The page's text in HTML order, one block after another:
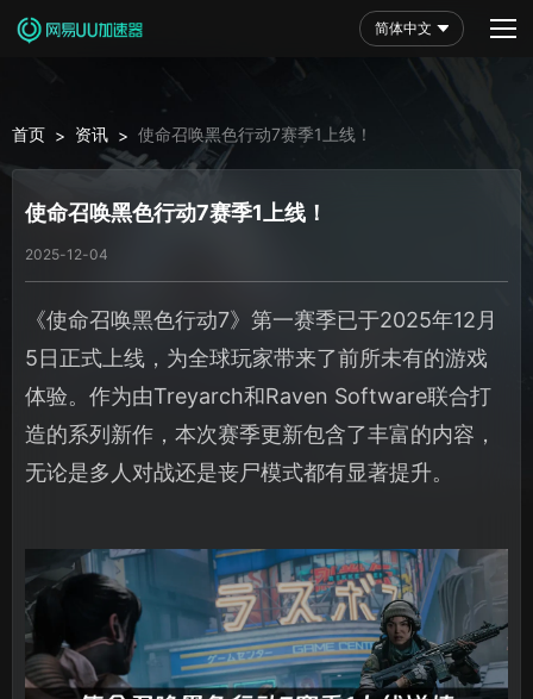
简体中文
首页 > 资讯 > 使命召唤黑色行动7赛季1上线！
使命召唤黑色行动7赛季1上线！
2025-12-04
《使命召唤黑色行动7》第一赛季已于2025年12月
5日正式上线，为全球玩家带来了前所未有的游戏
体验。作为由Treyarch和Raven Software联合打
造的系列新作，本次赛季更新包含了丰富的内容，
无论是多人对战还是丧尸模式都有显著提升。